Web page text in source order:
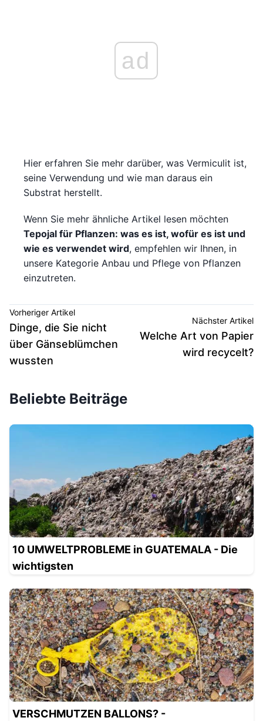
ad
Hier erfahren Sie mehr darüber, was Vermiculit ist,
seine Verwendung und wie man daraus ein
Substrat herstellt.
Wenn Sie mehr ähnliche Artikel lesen möchten
Tepojal für Pflanzen: was es ist, wofür es ist und
wie es verwendet wird, empfehlen wir Ihnen, in
unsere Kategorie Anbau und Pflege von Pflanzen
einzutreten.
Vorheriger Artikel
Dinge, die Sie nicht
über Gänseblümchen
wussten
Nächster Artikel
Welche Art von Papier
wird recycelt?
Beliebte Beiträge
10 UMWELTPROBLEME in GUATEMALA - Die
wichtigsten
VERSCHMUTZEN BALLONS? -